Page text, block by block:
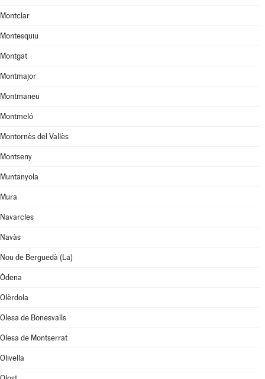
Montclar
Montesquiu
Montgat
Montmajor
Montmaneu
Montmeló
Montornès del Vallès
Montseny
Muntanyola
Mura
Navarcles
Navàs
Nou de Berguedà (La)
Òdena
Olèrdola
Olesa de Bonesvalls
Olesa de Montserrat
Olivella